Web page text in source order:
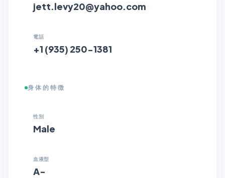
jett.levy20@yahoo.com
電話
+1 (935) 250-1381
身体的特徴
性別
Male
血液型
A-